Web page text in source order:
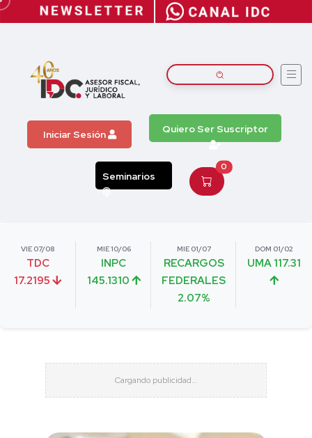
Iniciar Sesión Quiero Ser Suscriptor
Seminarios
0
VIE 07/08
TDC
17.2195
MIE 10/06
INPC
145.1310
MIE 01/07
RECARGOS
FEDERALES
2.07%
DOM 01/02
UMA 117.31